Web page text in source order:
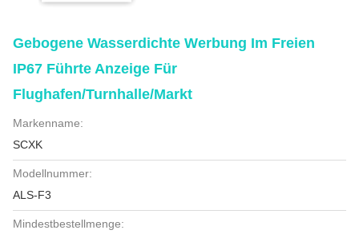
Gebogene Wasserdichte Werbung Im Freien
IP67 Führte Anzeige Für
Flughafen/Turnhalle/Markt
Markenname:
SCXK
Modellnummer:
ALS-F3
Mindestbestellmenge: